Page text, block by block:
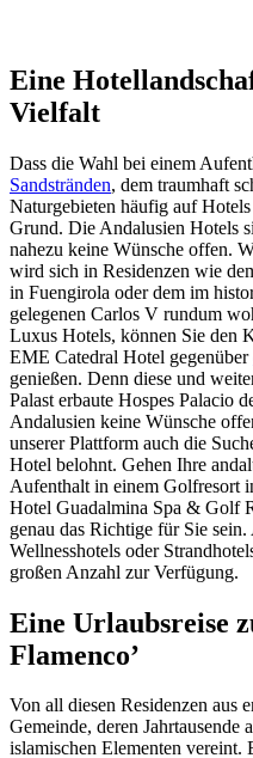
Eine
Vielfalt
Dass die Wahl bei einem
Sandstränden, dem traumhaft
Naturgebieten häufig auf
Grund. Die Andalusien Hotels
nahezu keine Wünsche offen.
wird sich in Residenzen wie
in Fuengirola oder dem im
gelegenen Carlos V rundum
Luxus Hotels, können Sie den
EME Catedral Hotel gegenüber
genießen. Denn diese und
Palast erbaute Hospes Palacio
Andalusien keine Wünsche
unserer Plattform auch die
Hotel belohnt. Gehen Ihre
Aufenthalt in einem Golfresort
Hotel Guadalmina Spa & Golf
genau das Richtige für Sie
Wellnesshotels oder
großen Anzahl zur Verfügung.
Eine Urlaubsreise
Flamenco’
Von all diesen Residenzen aus
Gemeinde, deren
islamischen Elementen vereint.